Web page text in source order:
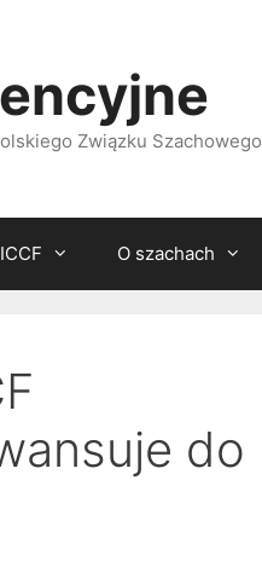
Związku Szachowego
O szachach
do